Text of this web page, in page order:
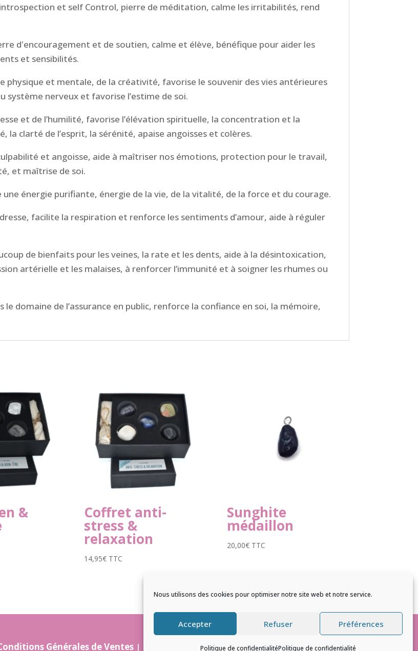
Nous utilisons des cookies pour optimiser notre site web et notre service.
Accepter Refuser Préférences
Politique de confidentialitéPolitique de confidentialité
et self Control, pierre de méditation, calme les irritabilités, rend
d'encouragement et de soutien, calme et élève, bénéfique pour aider les
et sensibilités.
physique et mentale, de la créativité, favorise le souvenir des vies antérieures
nerveux et favorise l’estime de soi.
et de l’humilité, favorise l’élévation spirituelle, la concentration et la
clarté de l’esprit, la sérénité, apaise angoisses et colères.
et angoisse, aide à maîtriser nos émotions, protection pour le travail,
et maîtrise de soi.
énergie purifiante, énergie de la vie, de la vitalité, de la force et du courage.
facilite la respiration et renforce les sentiments d’amour, aide à réguler
de bienfaits pour les veines, la rate et les dents, aide à la désintoxication,
artérielle et les malaises, à renforcer l’immunité et à soigner les rhumes ou
le domaine de l’assurance en public, renforce la confiance en soi, la mémoire,
& Coffret anti-
stress &
relaxation
14,95€ TTC
Sunghite
médaillon
20,00€ TTC
Générales de Ventes |